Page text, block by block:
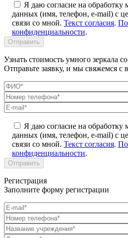
Я даю согласие на обработку
данных (имя, телефон, e-mail) с
связи со мной. Текст согласия.
конфиденциальности.
Узнать стоимость умного зеркала
Отправьте заявку, и мы свяжемся с
Я даю согласие на обработку
данных (имя, телефон, e-mail) с
связи со мной. Текст согласия.
конфиденциальности.
Регистрация
Заполните форму регистрации